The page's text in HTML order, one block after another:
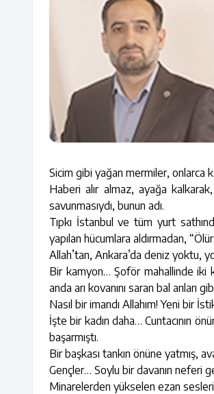
Sicim gibi yağan mermiler, onlarca
Haberi alır almaz, ayağa
savunmasıydı, bunun adı.
Tıpkı İstanbul ve tüm yurt
yapılan hücumlara aldırmadan,
Allah’tan, Ankara’da deniz yoktu,
Bir kamyon… Şoför mahallinde iki
anda arı kovanını saran bal arıları
Nasıl bir imandı Allahım! Yeni bir
İşte bir kadın daha… Cuntacının
başarmıştı.
Bir başkası tankın önüne yatmış,
Gençler… Soylu bir davanın neferi
Minarelerden yükselen ezan